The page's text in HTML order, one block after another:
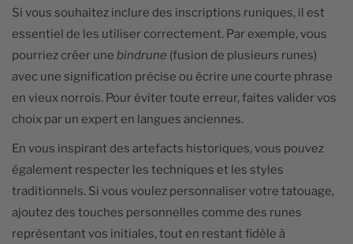
Si vous souhaitez inclure des inscriptions runiques, il est
essentiel de les utiliser correctement. Par exemple, vous
pourriez créer une bindrune (fusion de plusieurs runes)
avec une signification précise ou écrire une courte phrase
en vieux norrois. Pour éviter toute erreur, faites valider vos
choix par un expert en langues anciennes.
En vous inspirant des artefacts historiques, vous pouvez
également respecter les techniques et les styles
traditionnels. Si vous voulez personnaliser votre tatouage,
ajoutez des touches personnelles comme des runes
représentant vos initiales, tout en restant fidèle à